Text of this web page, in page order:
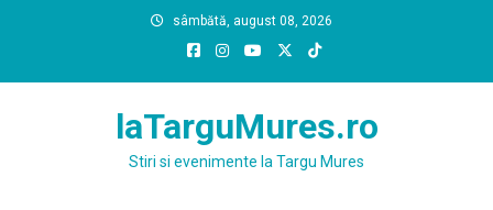
sâmbătă, august 08, 2026
laTarguMures.ro
Stiri si evenimente la Targu Mures